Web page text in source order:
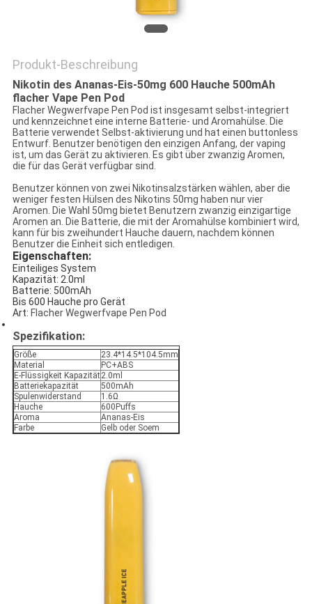
Produkt-Beschreibung
Nikotin des Ananas-Eis-50mg 600 Hauche 500mAh
flacher Vape Pen Pod
Flacher Wegwerfvape Pen Pod ist insgesamt selbst-integriert
und kennzeichnet eine interne Batterie- und Aromahülse. Die
Batterie verwendet Selbst-aktivierung und hat einen buttonless
Entwurf. Benutzer benötigen den einzigen Anfang, der vaping
ist, um das Gerät zu aktivieren. Es gibt über zwanzig Aromen,
die für das Gerät verfügbar sind.
Benutzer können von zwei Nikotinsalzstärken wählen, aber die
weniger festen Hülsen des Nikotins 50mg haben nur vier
Aromen. Die Wahl 50mg bietet Benutzern zwanzig einzigartige
Aromen an. Die Batterie, die mit der Aromahülse kombiniert wird,
kann für bis zweihundert Hauche dauern, nachdem können
Benutzer die Einheit sich entledigen.
Eigenschaften:
Einteiliges System
Kapazität: 2.0ml
Batterie: 500mAh
Bis 600 Hauche pro Gerät
Art: Flacher Wegwerfvape Pen Pod
Spezifikation:
Größe
23.4*14.5*104.5mm
Material
PC+ABS
E-Flüssigkeit Kapazität2.0ml
Batteriekapazität
500mAh
Spulenwiderstand
1.6Ω
Hauche
600Puffs
Aroma
Ananas-Eis
Farbe
Gelb oder Soem